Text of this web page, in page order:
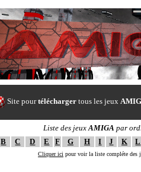
Site pourtélécharger tous les jeux
Liste des jeuxAMIGA par
B C D E F G H I J K L
Cliquer ici pour voir la liste compléte des